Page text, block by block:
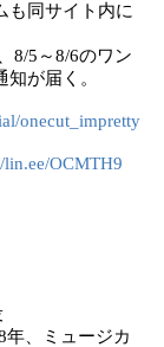
も同サイト内に
8/5～8/6のワン
が届く。
onecut_impretty
lin.ee/OCMTH9
年、ミュージカ